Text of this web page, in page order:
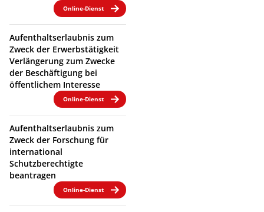
Online-Dienst
Aufenthaltserlaubnis zum
Zweck der Erwerbstätigkeit
Verlängerung zum Zwecke
der Beschäftigung bei
öffentlichem Interesse
Online-Dienst
Aufenthaltserlaubnis zum
Zweck der Forschung für
international
Schutzberechtigte
beantragen
Online-Dienst